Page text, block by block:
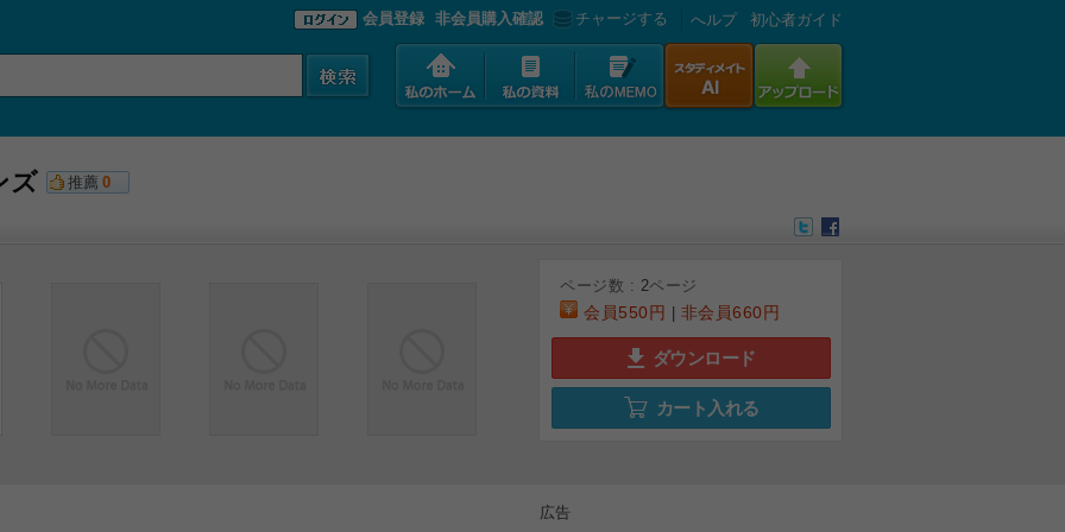
会員登録 非会員購入確認 チャージする へルプ 初心者ガイド
ズ 推薦 0
ページ数 : 2ページ
会員550円 非会員660円
ダウンロード
カート入れる
広告